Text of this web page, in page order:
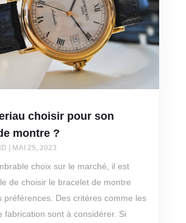
choisir pour son
montre ?
MAI 25, 2023
choix sur le marché, il est
de choisir le bracelet de montre
préférences. Des critères comme les
fabrication sont à considérer. Si